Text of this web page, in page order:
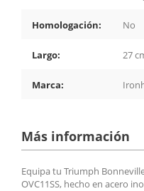
Homologación: No
Largo: 27
Marca:
Más información
Equipa tu Triumph
OVC11SS, hecho en acero